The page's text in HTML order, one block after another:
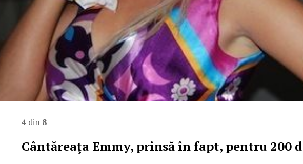
4 din 8
Cântăreaţa Emmy, prinsă în fapt, pentru 200